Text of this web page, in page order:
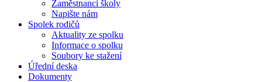
Zaměstnanci školy
Napište nám
Spolek rodičů
Aktuality ze spolku
Informace o spolku
Soubory ke stažení
Úřední deska
Dokumenty